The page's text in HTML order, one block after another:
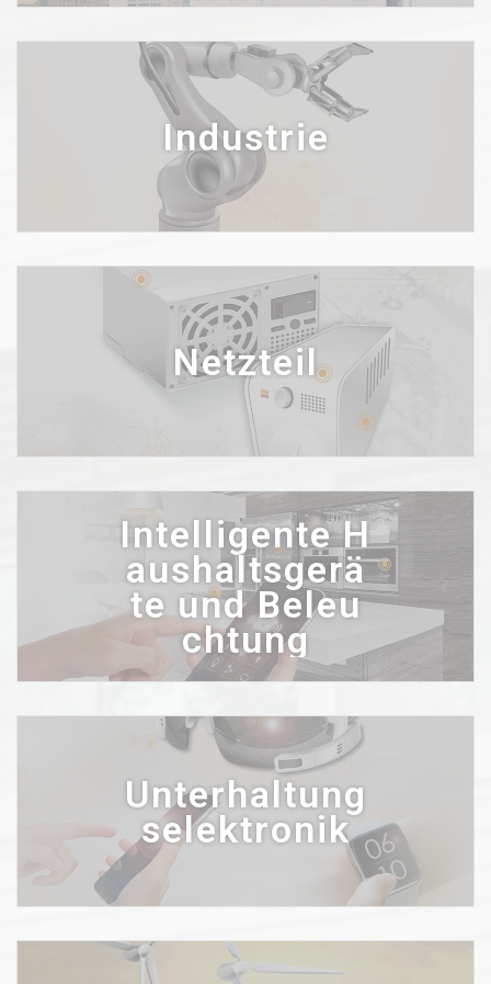
Industrie
Netzteil
Intelligente H
aushaltsgerä
te und Beleu
chtung
Unterhaltung
selektronik